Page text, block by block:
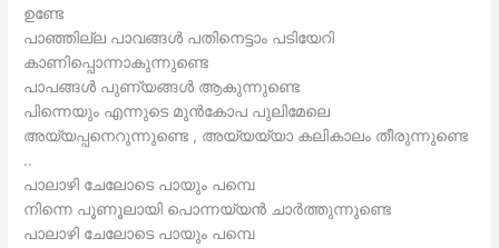
ഉണ്ടേ
പാഞ്ഞില്ല പാവങ്ങൾ പതിനെട്ടാം പടിയേറി
കാണിപ്പൊന്നാകുന്നുണ്ടെ
പാപങ്ങൾ പുണ്യങ്ങൾ ആകുന്നുണ്ടെ
പിന്നെയും എന്നുടെ മുൻകോപ പുലിമേലെ
അയ്യപ്പനെറുന്നുണ്ടെ , അയ്യയ്യാ കലികാലം തീരുന്നുണ്ടെ
..
പാലാഴി ചേലോടെ പായും പമ്പെ
നിന്നെ പൂണൂലായി പൊന്നയ്യൻ ചാർത്തുന്നുണ്ടെ
പാലാഴി ചേലോടെ പായും പമ്പെ